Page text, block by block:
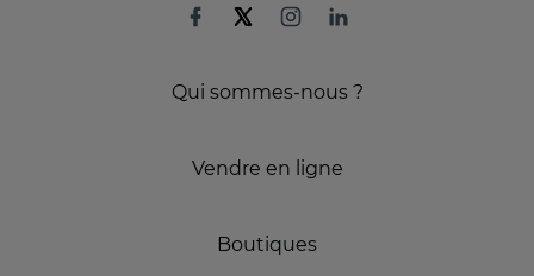
Qui sommes-nous ?
Vendre en ligne
Boutiques